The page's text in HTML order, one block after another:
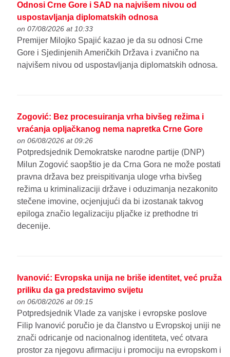
Odnosi Crne Gore i SAD na najvišem nivou od
uspostavljanja diplomatskih odnosa
on 07/08/2026 at 10:33
Premijer Milojko Spajić kazao je da su odnosi Crne
Gore i Sjedinjenih Američkih Država i zvanično na
najvišem nivou od uspostavljanja diplomatskih odnosa.
Zogović: Bez procesuiranja vrha bivšeg režima i
vraćanja opljačkanog nema napretka Crne Gore
on 06/08/2026 at 09:26
Potpredsjednik Demokratske narodne partije (DNP)
Milun Zogović saopštio je da Crna Gora ne može postati
pravna država bez preispitivanja uloge vrha bivšeg
režima u kriminalizaciji države i oduzimanja nezakonito
stečene imovine, ocjenjujući da bi izostanak takvog
epiloga značio legalizaciju pljačke iz prethodne tri
decenije.
Ivanović: Evropska unija ne briše identitet, već pruža
priliku da ga predstavimo svijetu
on 06/08/2026 at 09:15
Potpredsjednik Vlade za vanjske i evropske poslove
Filip Ivanović poručio je da članstvo u Evropskoj uniji ne
znači odricanje od nacionalnog identiteta, već otvara
prostor za njegovu afirmaciju i promociju na evropskom i